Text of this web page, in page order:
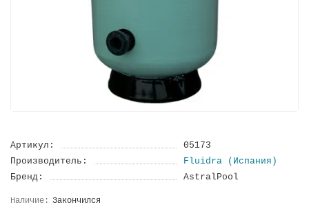
Артикул:
05173
Производитель:
Fluidra (Испания)
Бренд:
AstralPool
Закончился